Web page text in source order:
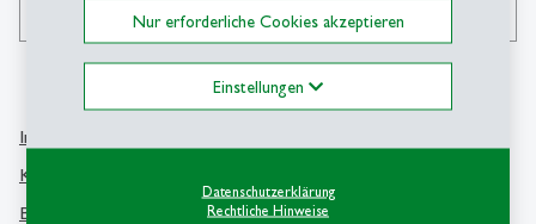
Nur erforderliche Cookies akzeptieren
Einstellungen
Datenschutzerklärung
Rechtliche Hinweise
Info Desk
Kontakt und Lageplan
Bibliothek
Universität St.Gallen